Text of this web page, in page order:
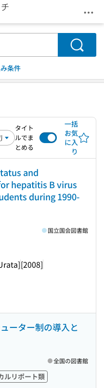
メ
検索
条件
タイト
ルでま
とめる
一括
お気
に入
り
and
hepatitis B virus
during 1990-
[2008]
国立国会図書館
ーター制の導入と
ルリポート類
全国の図書館